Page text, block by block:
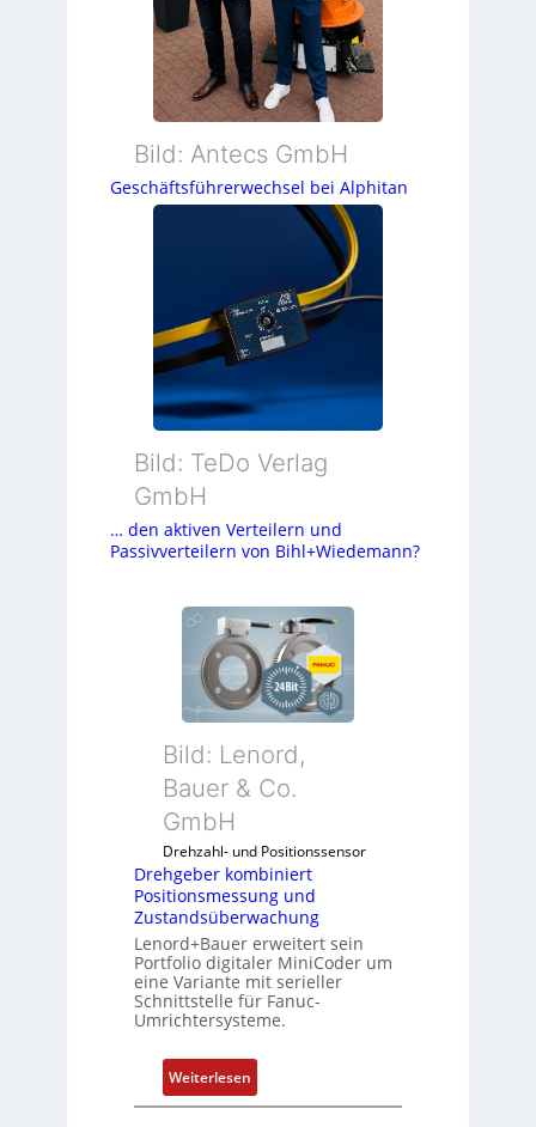
Bild: Antecs GmbH
Geschäftsführerwechsel bei Alphitan
Bild: TeDo Verlag
GmbH
… den aktiven Verteilern und
Passivverteilern von Bihl+Wiedemann?
Bild: Lenord,
Bauer & Co.
GmbH
Drehzahl- und Positionssensor
Drehgeber kombiniert
Positionsmessung und
Zustandsüberwachung
Lenord+Bauer erweitert sein
Portfolio digitaler MiniCoder um
eine Variante mit serieller
Schnittstelle für Fanuc-
Umrichtersysteme.
Weiterlesen:
D